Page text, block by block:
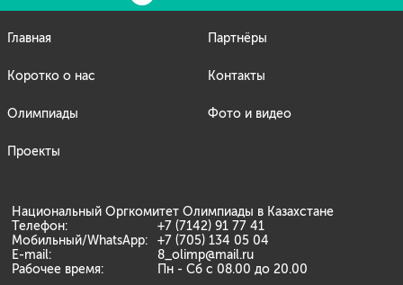
Главная
Коротко о нас
Олимпиады
Проекты
Партнёры
Контакты
Фото и видео
Национальный Оргкомитет Олимпиады в Казахстане
Телефон:
+7 (7142) 91 77 41
Мобильный/WhatsApp:
+7 (705) 134 05 04
E-mail:
8_olimp@mail.ru
Рабочее время:
Пн - Сб с 08.00 до 20.00